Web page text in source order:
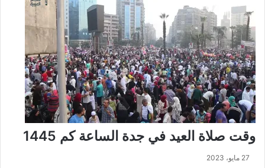
وقت صلاة العيد في جدة الساعة كم 1445
27 مايو، 2023